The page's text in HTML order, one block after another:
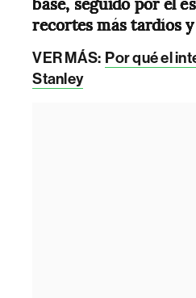
recortes más tardíos
VER MÁS: Por qué el
Stanley